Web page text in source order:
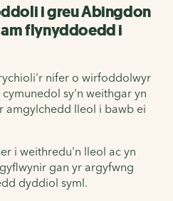
i greu Abingdon
flynyddoedd i
nifer o wirfoddolwyr
sy'n weithgar yn
amgylchedd lleol i bawb ei
i weithredu'n lleol ac yn
gan yr argyfwng
dyddiol syml.